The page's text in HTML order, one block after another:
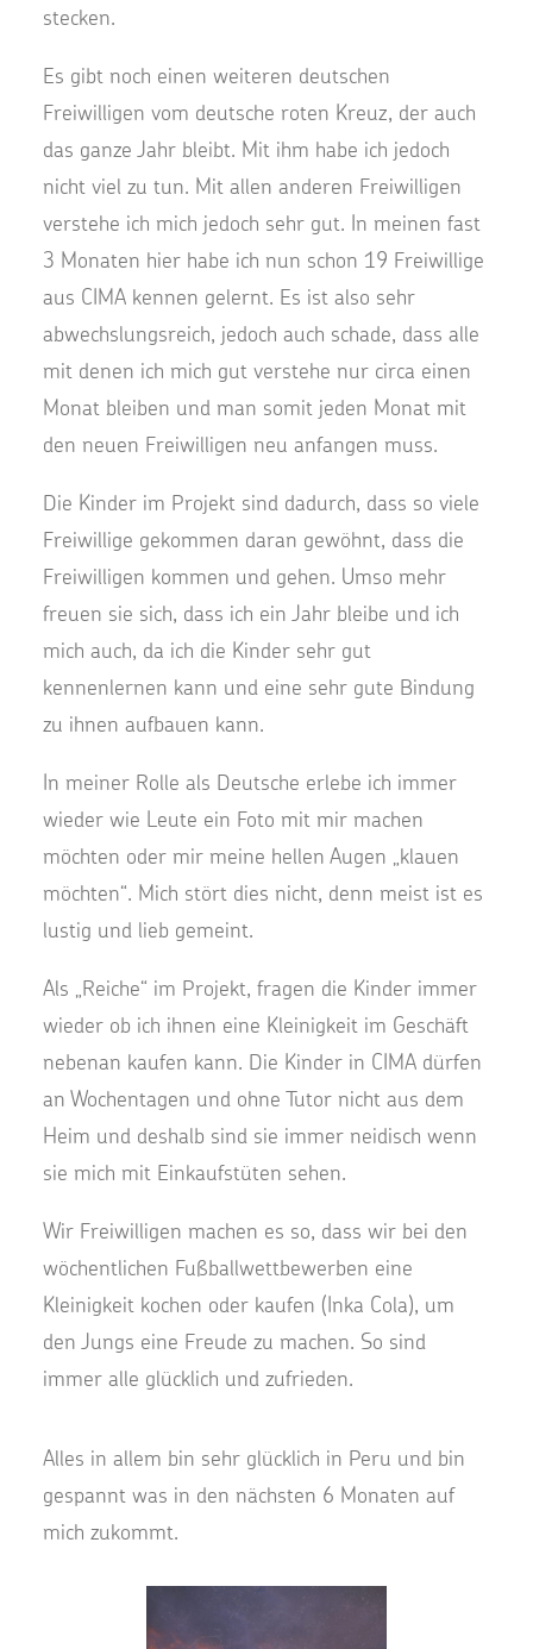
stecken.
Es gibt noch einen weiteren deutschen
Freiwilligen vom deutsche roten Kreuz, der auch
das ganze Jahr bleibt. Mit ihm habe ich jedoch
nicht viel zu tun. Mit allen anderen Freiwilligen
verstehe ich mich jedoch sehr gut. In meinen fast
3 Monaten hier habe ich nun schon 19 Freiwillige
aus CIMA kennen gelernt. Es ist also sehr
abwechslungsreich, jedoch auch schade, dass alle
mit denen ich mich gut verstehe nur circa einen
Monat bleiben und man somit jeden Monat mit
den neuen Freiwilligen neu anfangen muss.
Die Kinder im Projekt sind dadurch, dass so viele
Freiwillige gekommen daran gewöhnt, dass die
Freiwilligen kommen und gehen. Umso mehr
freuen sie sich, dass ich ein Jahr bleibe und ich
mich auch, da ich die Kinder sehr gut
kennenlernen kann und eine sehr gute Bindung
zu ihnen aufbauen kann.
In meiner Rolle als Deutsche erlebe ich immer
wieder wie Leute ein Foto mit mir machen
möchten oder mir meine hellen Augen „klauen
möchten“. Mich stört dies nicht, denn meist ist es
lustig und lieb gemeint.
Als „Reiche“ im Projekt, fragen die Kinder immer
wieder ob ich ihnen eine Kleinigkeit im Geschäft
nebenan kaufen kann. Die Kinder in CIMA dürfen
an Wochentagen und ohne Tutor nicht aus dem
Heim und deshalb sind sie immer neidisch wenn
sie mich mit Einkaufstüten sehen.
Wir Freiwilligen machen es so, dass wir bei den
wöchentlichen Fußballwettbewerben eine
Kleinigkeit kochen oder kaufen (Inka Cola), um
den Jungs eine Freude zu machen. So sind
immer alle glücklich und zufrieden.
Alles in allem bin sehr glücklich in Peru und bin
gespannt was in den nächsten 6 Monaten auf
mich zukommt.